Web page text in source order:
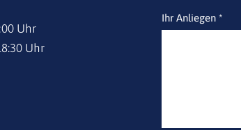
Uhr
Uhr
Ihr Anliegen *